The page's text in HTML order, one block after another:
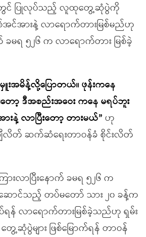
တွင် ပြုလုပ်သည့် လူထုတွေ့ဆုံပွဲကို
အင်အားနဲ့ လာရောက်တားမြစ်မည်ဟု
မရ ၅၂၆ က လာရောက်တား မြစ်ခဲ့
အမိန့်လို့ပြောတယ်။ ဖုန်းကနေ
ာ့ ဒီအစည်းအဝေး ကနေ မရပ်ဘူး
နဲ့ လာပြီးတော့ တားမယ်” ဟု
ချီလိတ် ဆက်ဆံရေးတာဝန်ခံ စိုင်းလိတ်
ားလာပြီးနောက် ခမရ ၅၂၆ က
ောင်သည့် တပ်မတော် သား ၂၀ ခန့်က
ရန် လာရောက်တားမြစ်ခဲ့သည်ဟု ရှမ်း
ဆုံပွဲများ ဖြစ်မြောက်ရန် တာဝန်